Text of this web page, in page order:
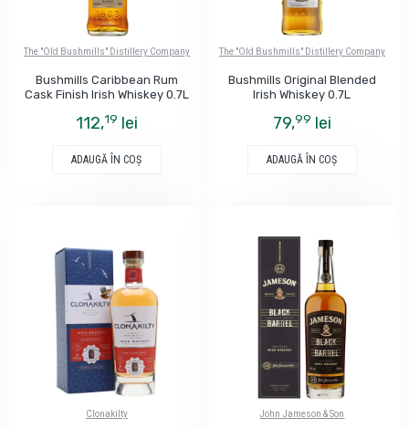
The "Old Bushmills" Distillery Company
Bushmills Caribbean Rum
Cask Finish Irish Whiskey 0.7L
112,19 lei
ADAUGĂ ÎN COŞ
The "Old Bushmills" Distillery Company
Bushmills Original Blended
Irish Whiskey 0.7L
79,99 lei
ADAUGĂ ÎN COŞ
Clonakilty John Jameson & Son